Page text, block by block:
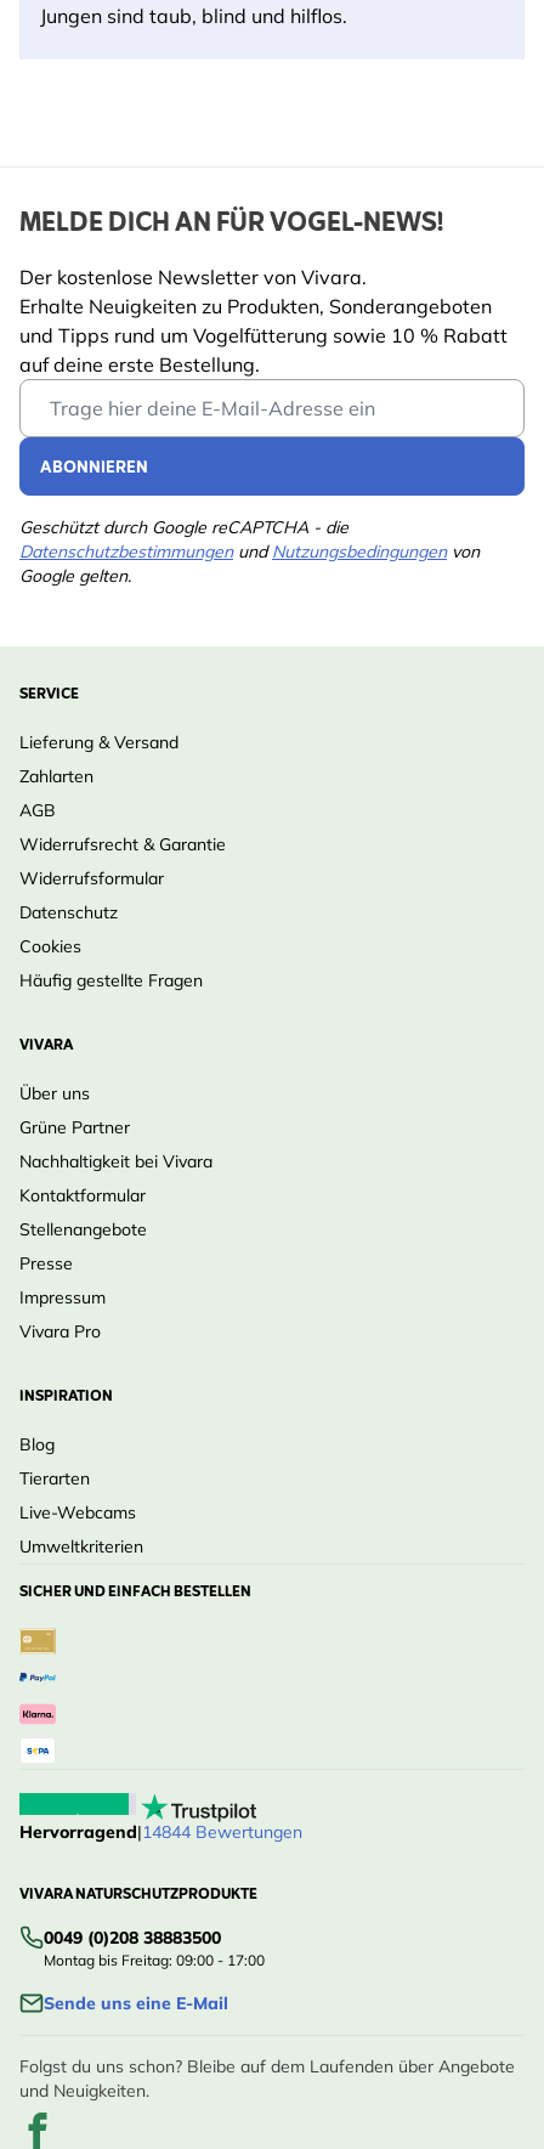
Jungen sind taub, blind und hilflos.
MELDE DICH AN FÜR VOGEL-NEWS!
Der kostenlose Newsletter von Vivara.
Erhalte Neuigkeiten zu Produkten, Sonderangeboten
und Tipps rund um Vogelfütterung sowie 10 % Rabatt
auf deine erste Bestellung.
Email Address
ABONNIEREN
Geschützt durch Google reCAPTCHA - die
DatenschutzbestimmungenundNutzungsbedingungenvon
Google gelten.
SERVICE
Lieferung & Versand
Zahlarten
AGB
Widerrufsrecht & Garantie
Widerrufsformular
Datenschutz
Cookies
Häufig gestellte Fragen
VIVARA
Über uns
Grüne Partner
Nachhaltigkeit bei Vivara
Kontaktformular
Stellenangebote
Presse
Impressum
Vivara Pro
INSPIRATION
Blog
Tierarten
Live-Webcams
Umweltkriterien
SICHER UND EINFACH BESTELLEN
Hervorragend|14844 Bewertungen
VIVARA NATURSCHUTZPRODUKTE
0049 (0)208 38883500
Montag bis Freitag: 09:00 - 17:00
Sende uns eine E-Mail
Folgst du uns schon? Bleibe auf dem Laufenden über Angebote
und Neuigkeiten.